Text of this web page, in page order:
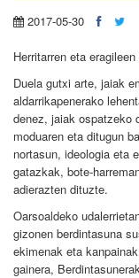
2017-05-30
Herritarren eta
Duela gutxi arte, jaiak
aldarrikapenerako
denez, jaiak ospatzeko
moduaren eta ditugun
nortasun, ideologia eta
gatazkak, bote-
adierazten dituzte.
Oarsoaldeko
gizonen berdintasuna
ekimenak eta
gainera,